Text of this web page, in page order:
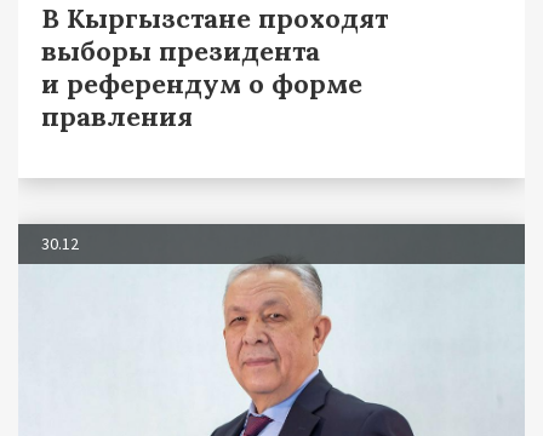
В Кыргызстане проходят
выборы президента
и референдум о форме
правления
30.12